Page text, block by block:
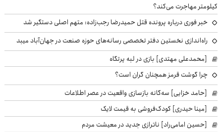
کیلومتر مهاجرت می‌کند؟
خبر فوری درباره پرونده قتل حمیدرضا رجب‌زاده: متهم اصلی دستگیر شد
راه‌اندازی نخستین دفتر تخصصی رسانه‌های حوزه صنعت در جهان‌آباد میبد
[محمدعلی مهتدی] بازی در لبه پرتگاه
چرا گوشت قرمز همچنان گران است؟
[حامد خزایی] سه‌گانه بازسازی واقعیت در عصر اطلاعات
[مینا حیدری] کودک‌فروشی به قیمت لایک
[حسین امامی‌راد] ناترازی جدید در معیشت مردم